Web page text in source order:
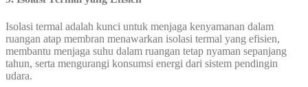
Isolasi termal adalah kunci untuk menjaga kenyamanan dalam
ruangan atap membran menawarkan isolasi termal yang efisien,
membantu menjaga suhu dalam ruangan tetap nyaman sepanjang
tahun, serta mengurangi konsumsi energi dari sistem pendingin
udara.